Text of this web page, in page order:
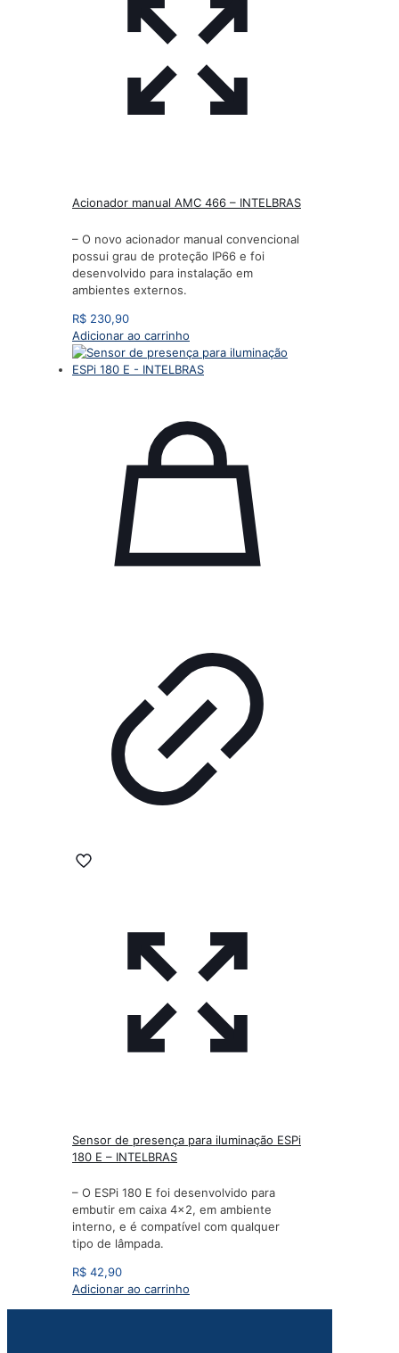
Acionador manual AMC 466 – INTELBRAS
– O novo acionador manual convencional
possui grau de proteção IP66 e foi
desenvolvido para instalação em
ambientes externos.
R$ 230,90
Adicionar ao carrinho
Sensor de presença para iluminação ESPi
180 E – INTELBRAS
– O ESPi 180 E foi desenvolvido para
embutir em caixa 4×2, em ambiente
interno, e é compatível com qualquer
tipo de lâmpada.
R$ 42,90
Adicionar ao carrinho